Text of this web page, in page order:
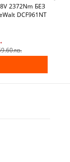
2372Nm БЕЗ
DCF961NT